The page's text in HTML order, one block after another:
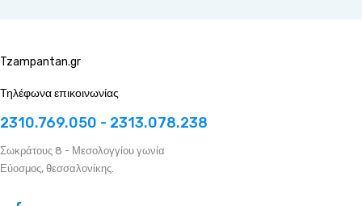
Tzampantan.gr
Τηλέφωνα επικοινωνίας
2310.769.050 - 2313.078.238
Σωκράτους 8 - Μεσολογγίου γωνία
Εύοσμος, θεσσαλονίκης.